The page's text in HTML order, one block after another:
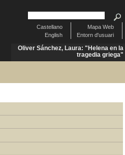
Mapa Web
Entorn d'usuari
Castellano
English
Oliver Sánchez, Laura: "Helena en la
tragedia griega"